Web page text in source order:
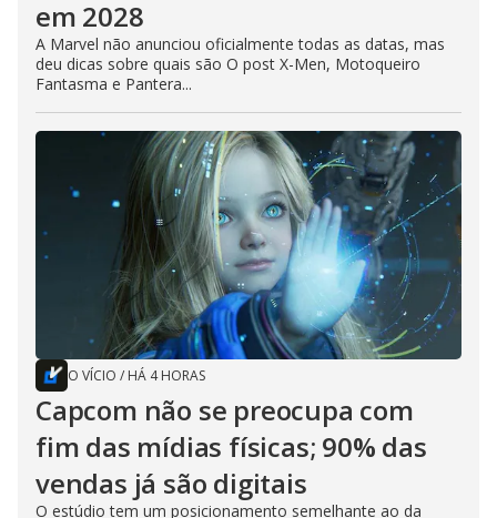
em 2028
A Marvel não anunciou oficialmente todas as datas, mas
deu dicas sobre quais são O post X-Men, Motoqueiro
Fantasma e Pantera...
O VÍCIO / HÁ 4 HORAS
Capcom não se preocupa com
fim das mídias físicas; 90% das
vendas já são digitais
O estúdio tem um posicionamento semelhante ao da